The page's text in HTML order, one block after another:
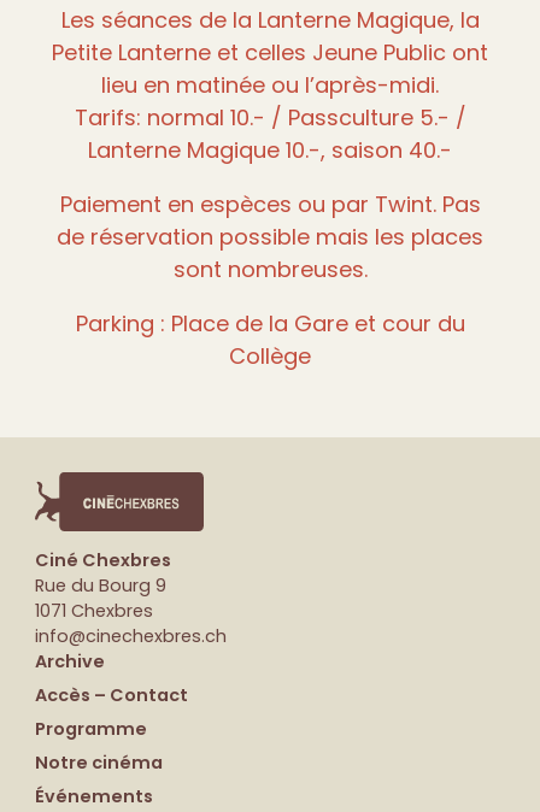
Les séances de la Lanterne Magique, la
Petite Lanterne et celles Jeune Public ont
lieu en matinée ou l’après-midi.
Tarifs: normal 10.- / Passculture 5.- /
Lanterne Magique 10.-, saison 40.-
Paiement en espèces ou par Twint. Pas
de réservation possible mais les places
sont nombreuses.
Parking : Place de la Gare et cour du
Collège
Ciné Chexbres
Rue du Bourg 9
1071 Chexbres
info@cinechexbres.ch
Archive
Accès – Contact
Programme
Notre cinéma
Événements